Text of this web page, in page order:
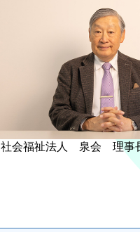
社会福祉法人 泉会 理事